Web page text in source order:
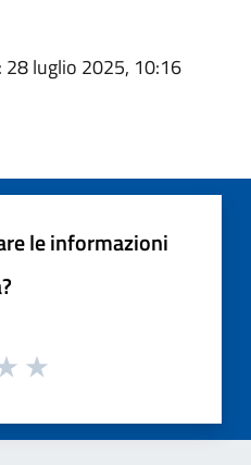
: 28 luglio 2025, 10:16
le informazioni